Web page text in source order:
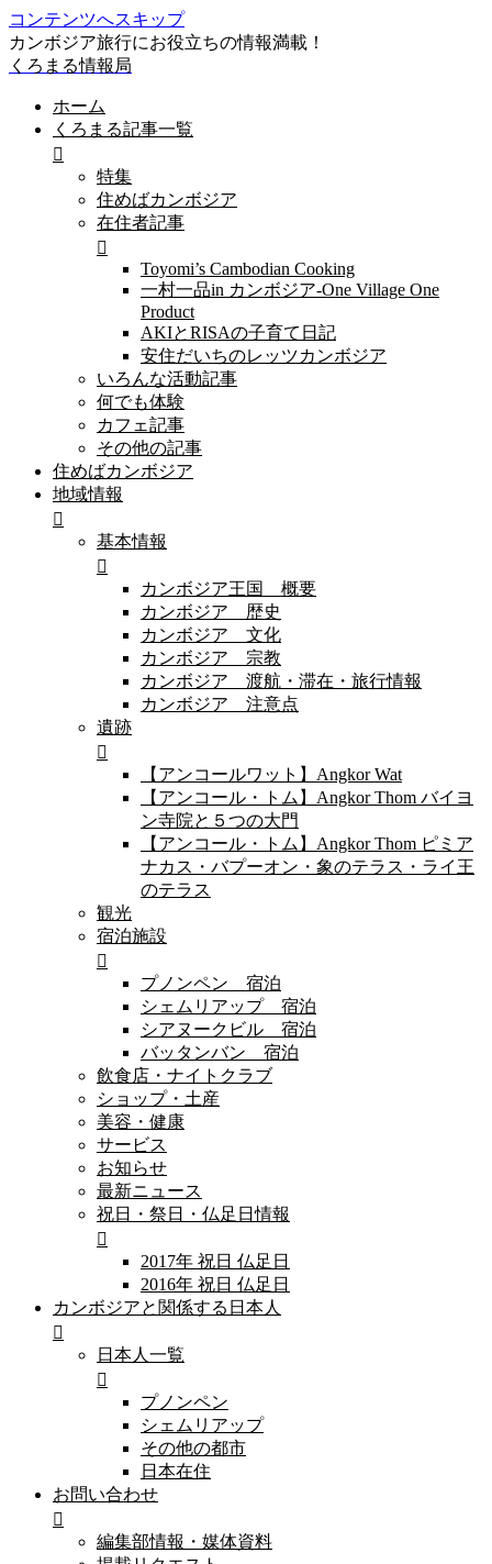
コンテンツへスキップ
カンボジア旅行にお役立ちの情報満載！
くろまる情報局
ホーム
くろまる記事一覧
特集
住めばカンボジア
在住者記事
Toyomi’s Cambodian Cooking
一村一品in カンボジア-One Village One
Product
AKIとRISAの子育て日記
安住だいちのレッツカンボジア
いろんな活動記事
何でも体験
カフェ記事
その他の記事
住めばカンボジア
地域情報
基本情報
カンボジア王国 概要
カンボジア 歴史
カンボジア 文化
カンボジア 宗教
カンボジア 渡航・滞在・旅行情報
カンボジア 注意点
遺跡
【アンコールワット】Angkor Wat
【アンコール・トム】Angkor Thom バイヨ
ン寺院と５つの大門
【アンコール・トム】Angkor Thom ピミア
ナカス・バプーオン・象のテラス・ライ王
のテラス
観光
宿泊施設
プノンペン 宿泊
シェムリアップ 宿泊
シアヌークビル 宿泊
バッタンバン 宿泊
飲食店・ナイトクラブ
ショップ・土産
美容・健康
サービス
お知らせ
最新ニュース
祝日・祭日・仏足日情報
2017年 祝日 仏足日
2016年 祝日 仏足日
カンボジアと関係する日本人
日本人一覧
プノンペン
シェムリアップ
その他の都市
日本在住
お問い合わせ
編集部情報・媒体資料